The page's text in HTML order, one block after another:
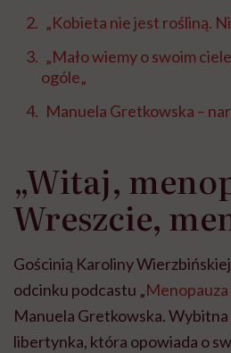
„Kobieta nie jest rośliną.
„Mało wiemy o swoim
ogóle„
Manuela Gretkowska –
„Witaj,
Wreszcie,
Gościnią Karoliny
odcinku podcastu „Menopauza
Manuela Gretkowska.
libertynka, która opowiada o